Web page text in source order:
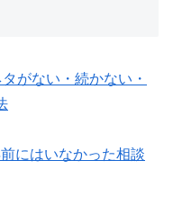
がない・続かない・
にはいなかった相談